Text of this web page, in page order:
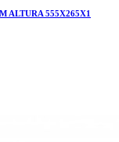
ALTURA 555X265X1